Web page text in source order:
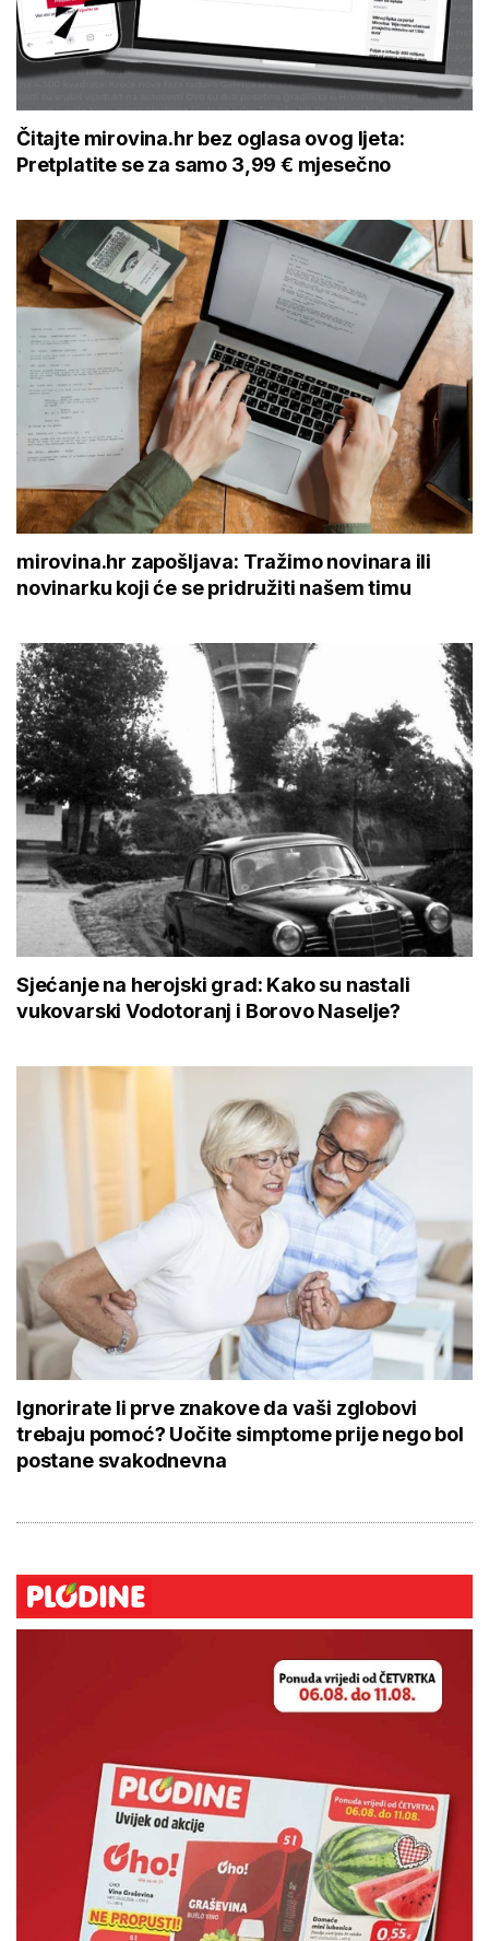
Čitajte mirovina.hr bez oglasa ovog ljeta:
Pretplatite se za samo 3,99 € mjesečno
mirovina.hr zapošljava: Tražimo novinara ili
novinarku koji će se pridružiti našem timu
Sjećanje na herojski grad: Kako su nastali
vukovarski Vodotoranj i Borovo Naselje?
Ignorirate li prve znakove da vaši zglobovi
trebaju pomoć? Uočite simptome prije nego bol
postane svakodnevna